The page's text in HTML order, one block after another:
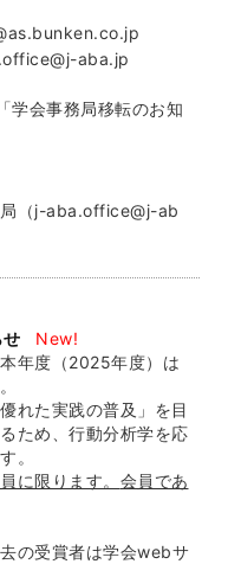
aba.jp
学会事務局移転のお知
局（j-aba.office@j-ab
New!
年度（2025年度）は
れた実践の普及」 を目
ため、 行動分析学を応
。
に限ります。 会員であ
の受賞者は学会webサ